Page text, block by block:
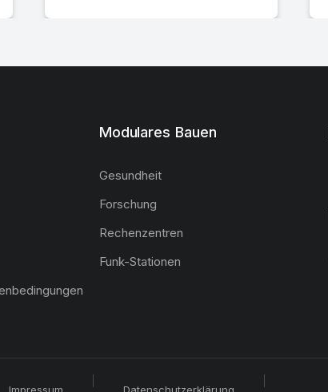
Modulares Bauen
Gesundheit
Forschung
Rechenzentren
Funk-Stationen